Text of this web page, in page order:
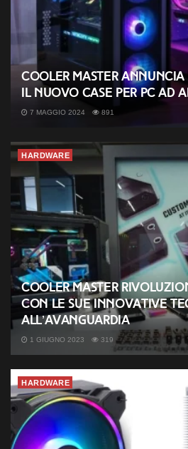
Cooler Master annuncia
il nuovo case per PC ad
7 MAGGIO 2024 891
HARDWARE
Cooler Master
con le sue innovative
all’avanguardia
1 GIUGNO 2023 319
HARDWARE